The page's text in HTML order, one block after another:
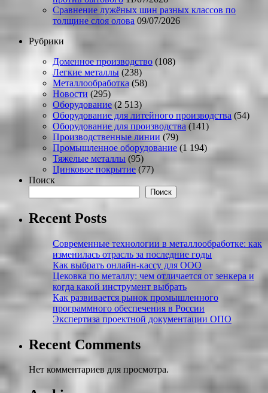
Сравнение лужёных шин разных классов по
толщине слоя олова 09/07/2026
Рубрики
Доменное производство (108)
Легкие металлы (238)
Металлообработка (58)
Новости (295)
Оборудование (2 513)
Оборудование для литейного производства (54)
Оборудование для производства (141)
Производственные линии (79)
Промышленное оборудование (1 194)
Тяжелые металлы (95)
Цинковое покрытие (77)
Поиск
Поиск
Recent Posts
Современные технологии в металлообработке: как
изменилась отрасль за последние годы
Как выбрать онлайн-кассу для ООО
Цековка по металлу: чем отличается от зенкера и
когда какой инструмент выбрать
Как развивается рынок промышленного
программного обеспечения в России
Экспертиза проектной документации ОПО
Recent Comments
Нет комментариев для просмотра.